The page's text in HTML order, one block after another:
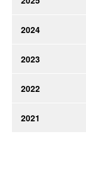
2024
2023
2022
2021